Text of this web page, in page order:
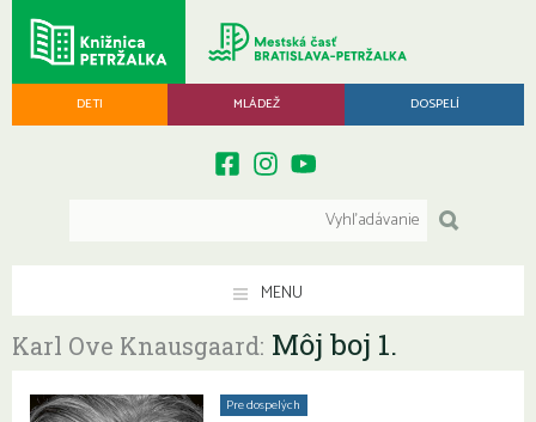
DETI MLÁDEŽ DOSPELÍ
MENU
Karl Ove Knausgaard: Môj boj 1.
Pre dospelých